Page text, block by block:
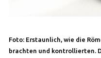
Foto: Erstaunlich, wie die
brachten und kontrollierten.